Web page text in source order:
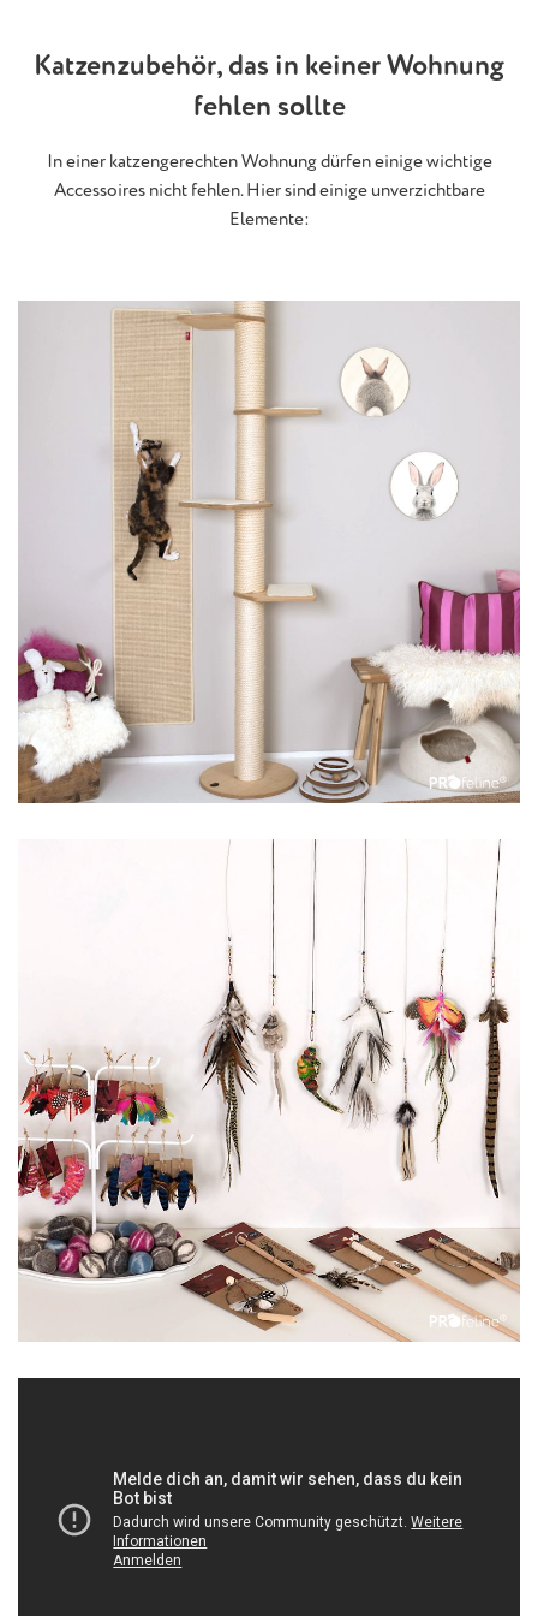
Katzenzubehör, das in keiner Wohnung
fehlen sollte
In einer katzengerechten Wohnung dürfen einige wichtige
Accessoires nicht fehlen. Hier sind einige unverzichtbare
Elemente: